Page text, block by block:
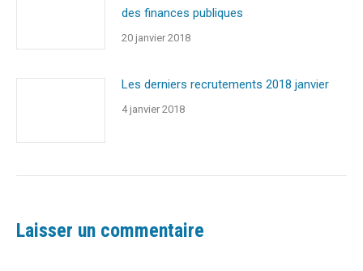
des finances publiques
20 janvier 2018
Les derniers recrutements 2018 janvier
4 janvier 2018
Laisser un commentaire